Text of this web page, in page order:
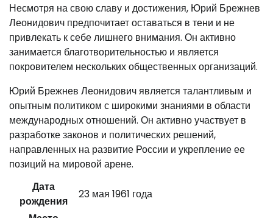
Несмотря на свою славу и достижения, Юрий Брежнев
Леонидович предпочитает оставаться в тени и не
привлекать к себе лишнего внимания. Он активно
занимается благотворительностью и является
покровителем нескольких общественных организаций.
Юрий Брежнев Леонидович является талантливым и
опытным политиком с широкими знаниями в области
международных отношений. Он активно участвует в
разработке законов и политических решений,
направленных на развитие России и укрепление ее
позиций на мировой арене.
Дата
рождения
23 мая 1961 года